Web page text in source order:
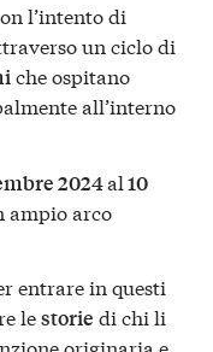
l’intento di
un ciclo di
che ospitano
all’interno
2024al10
ampio arco
entrare in questi
lestorie di chi li